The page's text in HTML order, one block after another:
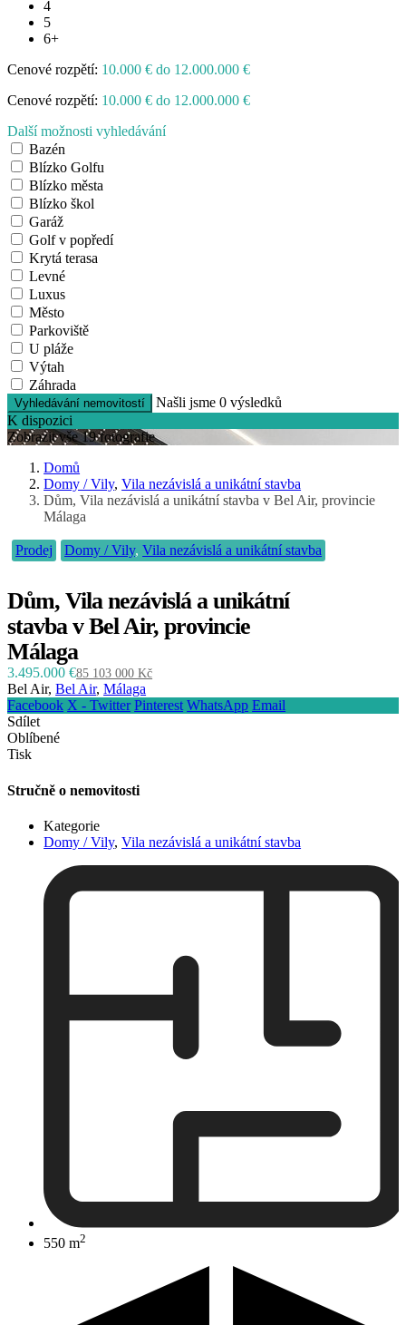
4
5
6+
Cenové rozpětí: 10.000 € do 12.000.000 €
Cenové rozpětí: 10.000 € do 12.000.000 €
Další možnosti vyhledávání
Bazén
Blízko Golfu
Blízko města
Blízko škol
Garáž
Golf v popředí
Krytá terasa
Levné
Luxus
Město
Parkoviště
U pláže
Výtah
Záhrada
Vyhledávání nemovitostí Našli jsme0 výsledků
K dispozici
Zobrazit vše 19 fotografie
Domů
Domy / Vily,Vila nezávislá a unikátní stavba
Dům, Vila nezávislá a unikátní stavba v Bel Air, provincie
Málaga
Prodej Domy / Vily,Vila nezávislá a unikátní stavba
Dům, Vila nezávislá a unikátní
stavba v Bel Air, provincie
Málaga
3.495.000 €85 103 000 Kč
Bel Air,Bel Air,Málaga
Facebook X - Twitter Pinterest WhatsApp Email
Sdílet
Oblíbené
Tisk
Stručně o nemovitosti
Kategorie
Domy / Vily,Vila nezávislá a unikátní stavba
550 m2